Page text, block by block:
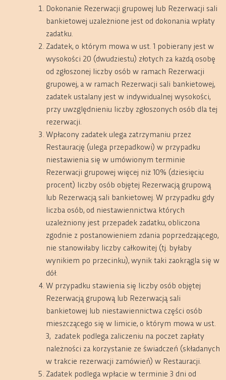
Dokonanie Rezerwacji grupowej lub Rezerwacji sali
bankietowej uzależnione jest od dokonania wpłaty
zadatku.
Zadatek, o którym mowa w ust. 1 pobierany jest w
wysokości 20 (dwudziestu) złotych za każdą osobę
od zgłoszonej liczby osób w ramach Rezerwacji
grupowej, a w ramach Rezerwacji sali bankietowej,
zadatek ustalany jest w indywidualnej wysokości,
przy uwzględnieniu liczby zgłoszonych osób dla tej
rezerwacji.
Wpłacony zadatek ulega zatrzymaniu przez
Restaurację (ulega przepadkowi) w przypadku
niestawienia się w umówionym terminie
Rezerwacji grupowej więcej niż 10% (dziesięciu
procent) liczby osób objętej Rezerwacją grupową
lub Rezerwacją sali bankietowej. W przypadku gdy
liczba osób, od niestawiennictwa których
uzależniony jest przepadek zadatku, obliczona
zgodnie z postanowieniem zdania poprzedzającego,
nie stanowiłaby liczby całkowitej (tj. byłaby
wynikiem po przecinku), wynik taki zaokrągla się w
dół.
W przypadku stawienia się liczby osób objętej
Rezerwacją grupową lub Rezerwacją sali
bankietowej lub niestawiennictwa części osób
mieszczącego się w limicie, o którym mowa w ust.
3, zadatek podlega zaliczeniu na poczet zapłaty
należności za korzystanie ze świadczeń (składanych
w trakcie rezerwacji zamówień) w Restauracji.
Zadatek podlega wpłacie w terminie 3 dni od